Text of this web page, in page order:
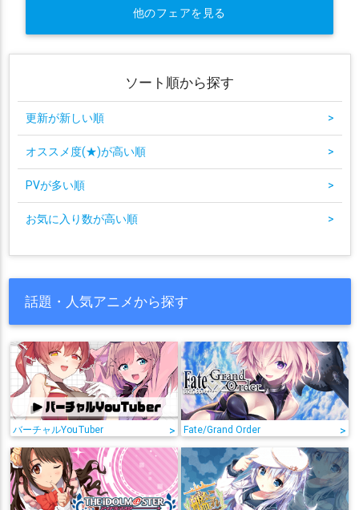
他のフェアを見る
ソート順から探す
更新が新しい順 >
オススメ度(★)が高い順 >
PVが多い順 >
お気に入り数が高い順 >
話題・人気アニメから探す
バーチャルYouTuber > Fate/Grand Order >